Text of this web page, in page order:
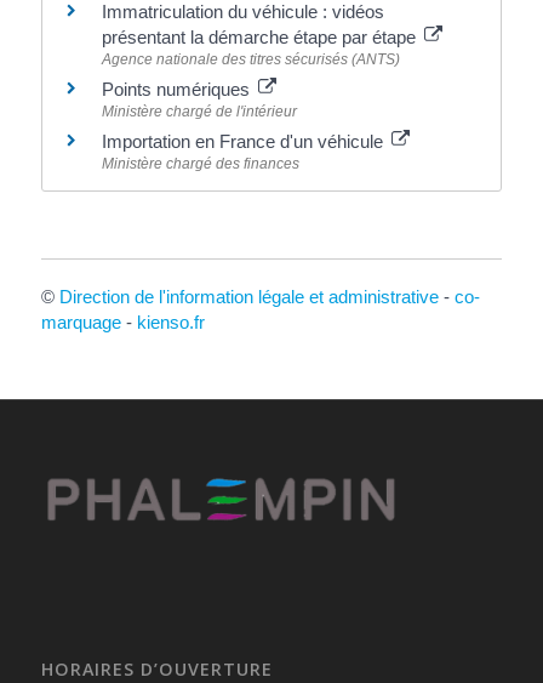
Immatriculation du véhicule : vidéos
présentant la démarche étape par étape
Agence nationale des titres sécurisés (ANTS)
Points numériques
Ministère chargé de l'intérieur
Importation en France d'un véhicule
Ministère chargé des finances
© Direction de l'information légale et administrative- co-
marquage- kienso.fr
HORAIRES D’OUVERTURE